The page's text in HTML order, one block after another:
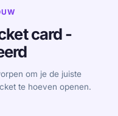
card -
om je de juiste
te hoeven openen.